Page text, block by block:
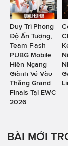
Duy Trì Phong
Độ Ấn Tượng,
Team Flash
PUBG Mobile
Hiên Ngang
Giành Vé Vào
Thẳng Grand
Finals Tại EWC
2026
BÀI MỚI